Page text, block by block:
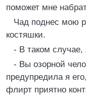
поможет мне
Чад поднес мою
костяшки.
- В таком случае,
- Вы озорной
предупредила я
флирт приятно